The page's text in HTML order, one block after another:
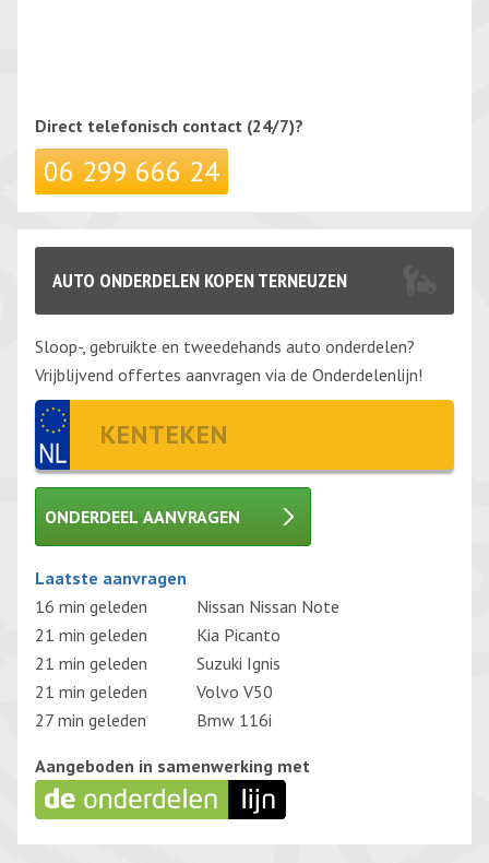
Direct telefonisch contact (24/7)?
06 299 666 24
AUTO ONDERDELEN KOPEN TERNEUZEN
Sloop-, gebruikte en tweedehands auto onderdelen?
Vrijblijvend offertes aanvragen via de Onderdelenlijn!
ONDERDEEL AANVRAGEN
Gelieve dit veld leeg te laten.
Laatste aanvragen
16 min geleden
Nissan Nissan Note
21 min geleden
Kia Picanto
21 min geleden
Suzuki Ignis
21 min geleden
Volvo V50
27 min geleden
Bmw 116i
Aangeboden in samenwerking met